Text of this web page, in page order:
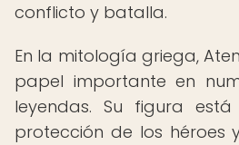
conflicto y batalla.
En la mitología griega,
papel importante en
leyendas. Su figura
protección de los héroes